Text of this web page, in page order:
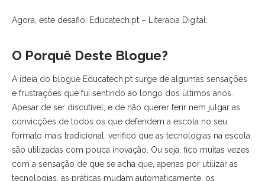
Agora, este desafio: Educatech.pt – Literacia Digital.
O Porquê Deste Blogue?
A ideia do blogue Educatech.pt surge de algumas sensações
e frustrações que fui sentindo ao longo dos últimos anos.
Apesar de ser discutível, e de não querer ferir nem julgar as
convicções de todos os que defendem a escola no seu
formato mais tradicional, verifico que as tecnologias na escola
são utilizadas com pouca inovação. Ou seja, fico muitas vezes
com a sensação de que se acha que, apenas por utilizar as
tecnologias, as práticas mudam automaticamente, os